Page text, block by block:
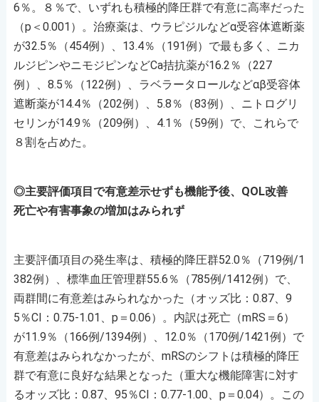
6％。８％で、いずれも積極的降圧群で有意に高率だった
（p＜0.001）。治療薬は、ウラピジルなどα受容体遮断薬
が32.5％（454例）、13.4％（191例）で最も多く、ニカ
ルジピンやニモジピンなどCa拮抗薬が16.2％（227
例）、8.5％（122例）、ラベラータロールなどαβ受容体
遮断薬が14.4％（202例）、5.8％（83例）、ニトログリ
セリンが14.9％（209例）、4.1％（59例）で、これらで
８割を占めた。
◎主要評価項目で有意差示せずも機能予後、QOL改善
死亡や有害事象の増加はみられず
主要評価項目の発生率は、積極的降圧群52.0％（719例/1
382例）、標準血圧管理群55.6％（785例/1412例）で、
両群間に有意差はみられなかった（オッズ比：0.87、9
5％CI：0.75-1.01、p＝0.06）。内訳は死亡（mRS＝6）
が11.9％（166例/1394例）、12.0％（170例/1421例）で
有意差はみられなかったが、mRSのシフトは積極的降圧
群で有意に良好な結果となった（重大な機能障害に対す
るオッズ比：0.87、95％CI：0.77-1.00、p＝0.04）。この